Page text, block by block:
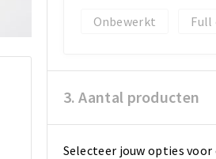
Onbewerkt
Full
3. Aantal producten
Selecteer jouw opties voor